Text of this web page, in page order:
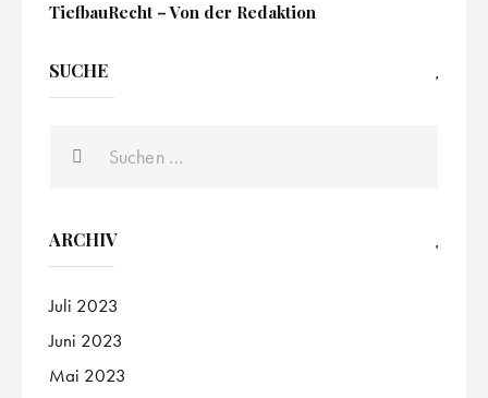
TiefbauRecht – Von der Redaktion
SUCHE
ARCHIV
Juli 2023
Juni 2023
Mai 2023